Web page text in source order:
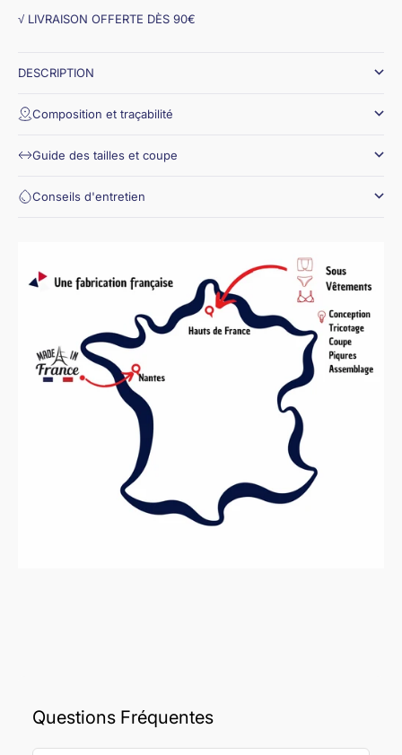
√ LIVRAISON OFFERTE DÈS 90€
DESCRIPTION
Composition et traçabilité
Guide des tailles et coupe
Conseils d'entretien
Questions Fréquentes